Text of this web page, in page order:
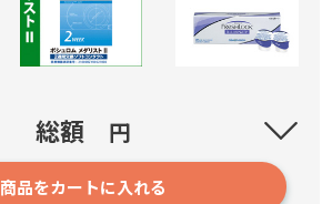
369
総額 円
商品をカートに入れる